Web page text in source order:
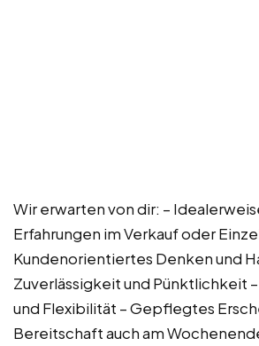
Wir erwarten von dir: –
Erfahrungen im Verkauf oder
Kundenorientiertes Denken und
Zuverlässigkeit und Pünktlichkeit
und Flexibilität – Gepflegtes
Bereitschaft auch am